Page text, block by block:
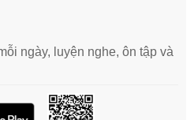
ngày, luyện nghe, ôn tập và